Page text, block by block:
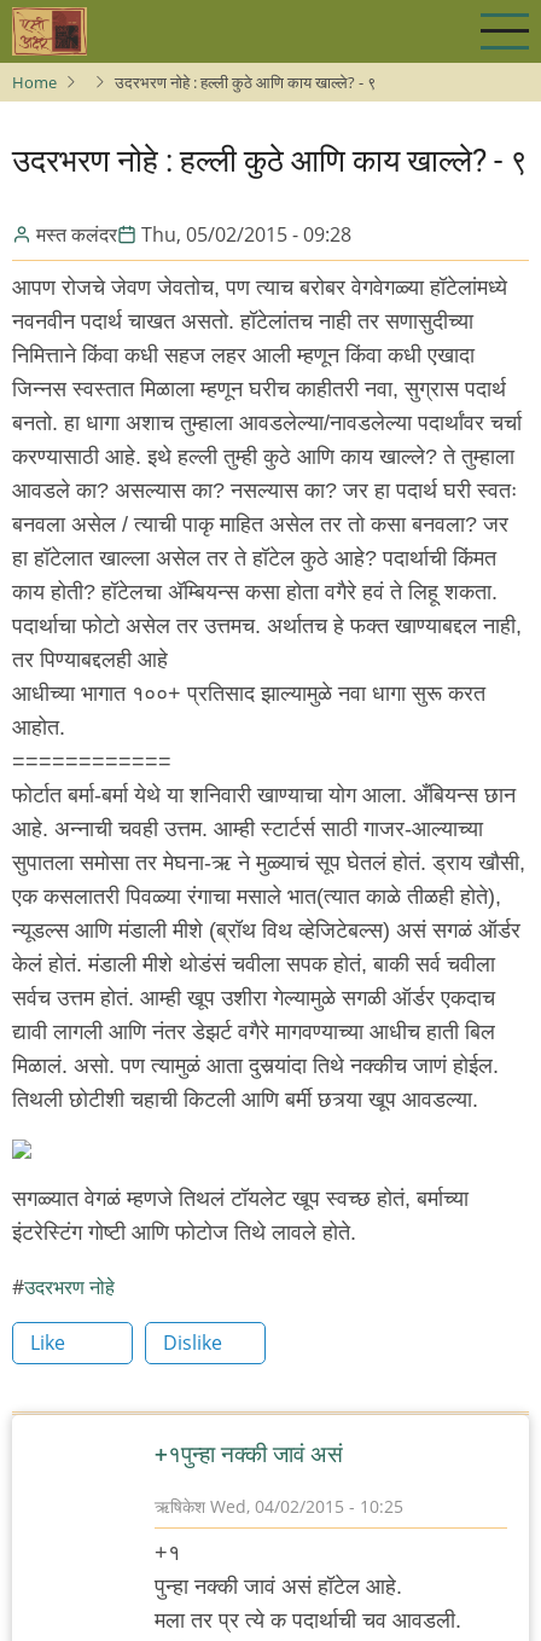
Skip
main
content
Home उदरभरण नोहे : हल्ली कुठे आणि काय खाल्ले? - ९
उदरभरण नोहे : हल्ली कुठे आणि काय खाल्ले? - ९
मस्त कलंदर Thu, 05/02/2015 - 09:28
आपण रोजचे जेवण जेवतोच, पण त्याच बरोबर वेगवेगळ्या हॉटेलांमध्ये
नवनवीन पदार्थ चाखत असतो. हॉटेलांतच नाही तर सणासुदीच्या
निमित्ताने किंवा कधी सहज लहर आली म्हणून किंवा कधी एखादा
जिन्नस स्वस्तात मिळाला म्हणून घरीच काहीतरी नवा, सुग्रास पदार्थ
बनतो. हा धागा अशाच तुम्हाला आवडलेल्या/नावडलेल्या पदार्थांवर चर्चा
करण्यासाठी आहे. इथे हल्ली तुम्ही कुठे आणि काय खाल्ले? ते तुम्हाला
आवडले का? असल्यास का? नसल्यास का? जर हा पदार्थ घरी स्वतः
बनवला असेल / त्याची पाकृ माहित असेल तर तो कसा बनवला? जर
हा हॉटेलात खाल्ला असेल तर ते हॉटेल कुठे आहे? पदार्थाची किंमत
काय होती? हॉटेलचा अ‍ॅम्बियन्स कसा होता वगैरे हवं ते लिहू शकता.
पदार्थाचा फोटो असेल तर उत्तमच. अर्थातच हे फक्त खाण्याबद्दल नाही,
तर पिण्याबद्दलही आहे
आधीच्या भागात १००+ प्रतिसाद झाल्यामुळे नवा धागा सुरू करत
आहोत.
============
फोर्टात बर्मा-बर्मा येथे या शनिवारी खाण्याचा योग आला. अँबियन्स छान
आहे. अन्नाची चवही उत्तम. आम्ही स्टार्टर्स साठी गाजर-आल्याच्या
सुपातला समोसा तर मेघना-ऋ ने मुळ्याचं सूप घेतलं होतं. ड्राय खौसी,
एक कसलातरी पिवळ्या रंगाचा मसाले भात(त्यात काळे तीळही होते),
न्यूडल्स आणि मंडाली मीशे (ब्रॉथ विथ व्हेजिटेबल्स) असं सगळं ऑर्डर
केलं होतं. मंडाली मीशे थोडंसं चवीला सपक होतं, बाकी सर्व चवीला
सर्वच उत्तम होतं. आम्ही खूप उशीरा गेल्यामुळे सगळी ऑर्डर एकदाच
द्यावी लागली आणि नंतर डेझर्ट वगैरे मागवण्याच्या आधीच हाती बिल
मिळालं. असो. पण त्यामुळं आता दुसर्‍यांदा तिथे नक्कीच जाणं होईल.
तिथली छोटीशी चहाची किटली आणि बर्मी छत्र्या खूप आवडल्या.
सगळ्यात वेगळं म्हणजे तिथलं टॉयलेट खूप स्वच्छ होतं, बर्माच्या
इंटरेस्टिंग गोष्टी आणि फोटोज तिथे लावले होते.
उदरभरण नोहे
Like Dislike
+१पुन्हा नक्की जावं असं
ऋषिकेश Wed, 04/02/2015 - 10:25
+१
पुन्हा नक्की जावं असं हॉटेल आहे.
मला तर प्र त्ये क पदार्थाची चव आवडली.